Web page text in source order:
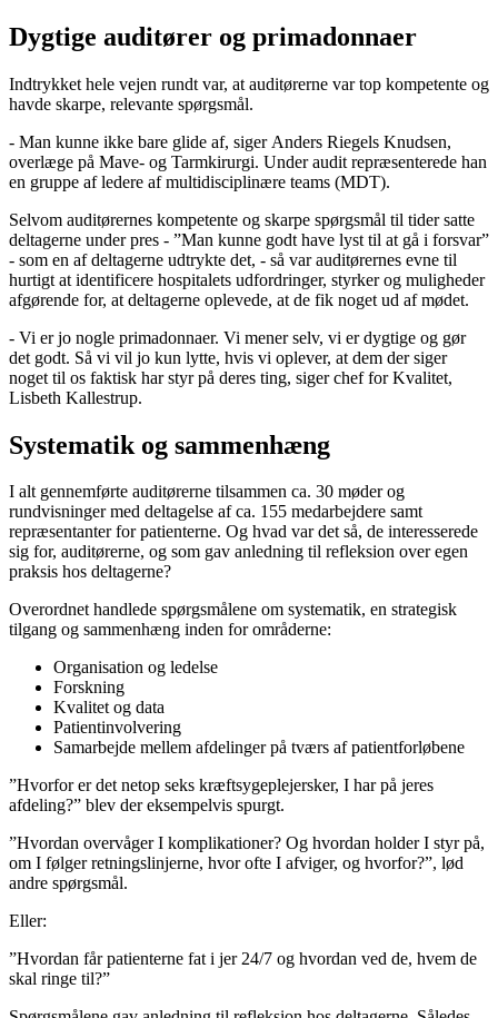
Dygtige auditører og primadonnaer
Indtrykket hele vejen rundt var, at auditørerne var top kompetente og
havde skarpe, relevante spørgsmål.
- Man kunne ikke bare glide af, siger Anders Riegels Knudsen,
overlæge på Mave- og Tarmkirurgi. Under audit repræsenterede han
en gruppe af ledere af multidisciplinære teams (MDT).
Selvom auditørernes kompetente og skarpe spørgsmål til tider satte
deltagerne under pres - ”Man kunne godt have lyst til at gå i forsvar”
- som en af deltagerne udtrykte det, - så var auditørernes evne til
hurtigt at identificere hospitalets udfordringer, styrker og muligheder
afgørende for, at deltagerne oplevede, at de fik noget ud af mødet.
- Vi er jo nogle primadonnaer. Vi mener selv, vi er dygtige og gør
det godt. Så vi vil jo kun lytte, hvis vi oplever, at dem der siger
noget til os faktisk har styr på deres ting, siger chef for Kvalitet,
Lisbeth Kallestrup.
Systematik og sammenhæng
I alt gennemførte auditørerne tilsammen ca. 30 møder og
rundvisninger med deltagelse af ca. 155 medarbejdere samt
repræsentanter for patienterne. Og hvad var det så, de interesserede
sig for, auditørerne, og som gav anledning til refleksion over egen
praksis hos deltagerne?
Overordnet handlede spørgsmålene om systematik, en strategisk
tilgang og sammenhæng inden for områderne:
Organisation og ledelse
Forskning
Kvalitet og data
Patientinvolvering
Samarbejde mellem afdelinger på tværs af patientforløbene
”Hvorfor er det netop seks kræftsygeplejersker, I har på jeres
afdeling?” blev der eksempelvis spurgt.
”Hvordan overvåger I komplikationer? Og hvordan holder I styr på,
om I følger retningslinjerne, hvor ofte I afviger, og hvorfor?”, lød
andre spørgsmål.
Eller:
”Hvordan får patienterne fat i jer 24/7 og hvordan ved de, hvem de
skal ringe til?”